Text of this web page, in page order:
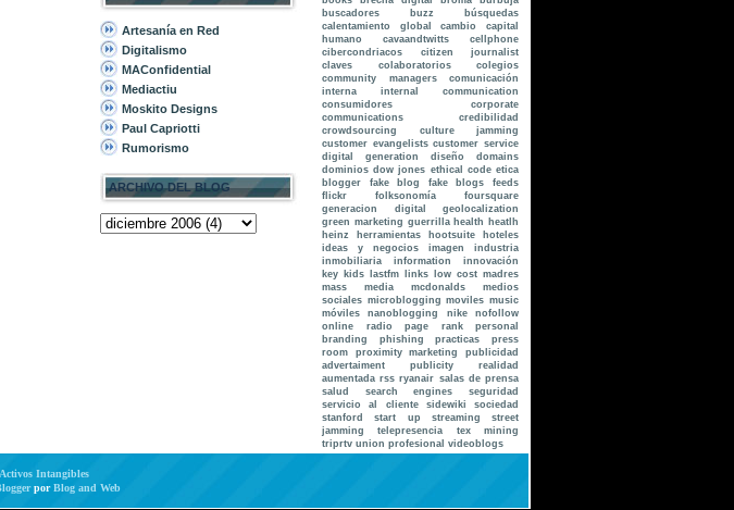
Artesanía en Red
Digitalismo
MAConfidential
Mediactiu
Moskito Designs
Paul Capriotti
Rumorismo
ARCHIVO DEL BLOG
buscadores
buzz
búsquedas
calentamiento global
cambio
capital
humano
cavaandtwitts
cellphone
cibercondriacos
citizen journalist
claves
colaboratorios
colegios
community managers
comunicación
interna internal communication
consumidores
corporate
communications
credibilidad
crowdsourcing
culture jamming
customer evangelists customer service
digital generation
diseño
domains
dominios dow jones ethical code etica
blogger
fake blog fake blogs
feeds
flickr
folksonomía
foursquare
generacion digital
geolocalization
green marketing guerrilla health
heatlh
heinz
herramientas hootsuite
hoteles
ideas y negocios
imagen
industria
inmobiliaria
information
innovación
key kids lastfm links low cost madres
mass media
mcdonalds
medios
sociales microblogging moviles music
móviles
nanoblogging nike
nofollow
online radio
page rank
personal
branding
phishing practicas
press
room
proximity marketing
publicidad
advertaiment
publicity
realidad
aumentada rss ryanair salas de prensa
salud
search engines
seguridad
servicio al cliente
sidewiki
sociedad
stanford
start up streaming
street
jamming
telepresencia
tex mining
triprtv union profesional videoblogs
Activos Intangibles
porBlog and Web